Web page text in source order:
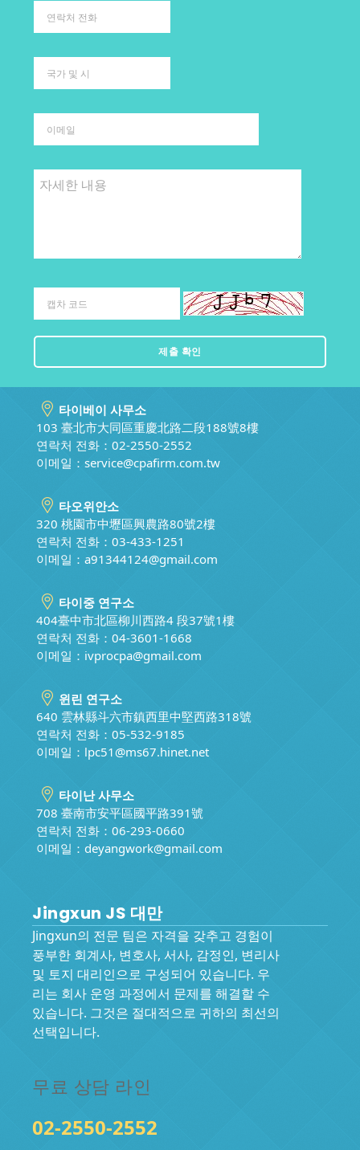
타이베이 사무소
103 臺北市大同區重慶北路二段188號8樓
연락처 전화：02-2550-2552
이메일： service@cpafirm.com.tw
타오위안소
320 桃園市中壢區興農路80號2樓
연락처 전화：03-433-1251
이메일： a91344124@gmail.com
타이중 연구소
404臺中市北區柳川西路4 段37號1樓
연락처 전화：04-3601-1668
이메일： ivprocpa@gmail.com
윈린 연구소
640 雲林縣斗六市鎮西里中堅西路318號
연락처 전화：05-532-9185
이메일： lpc51@ms67.hinet.net
타이난 사무소
708 臺南市安平區國平路391號
연락처 전화：06-293-0660
이메일： deyangwork@gmail.com
Jingxun JS 대만
Jingxun의 전문 팀은 자격을 갖추고 경험이
풍부한 회계사, 변호사, 서사, 감정인, 변리사
및 토지 대리인으로 구성되어 있습니다. 우
리는 회사 운영 과정에서 문제를 해결할 수
있습니다. 그것은 절대적으로 귀하의 최선의
선택입니다.
무료 상담 라인
02-2550-2552